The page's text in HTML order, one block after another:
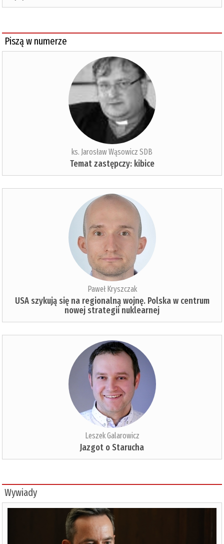
Piszą w numerze
ks. Jarosław Wąsowicz SDB
Temat zastępczy: kibice
Paweł Kryszczak
USA szykują się na regionalną wojnę. Polska w centrum
nowej strategii nuklearnej
Leszek Galarowicz
Jazgot o Starucha
Wywiady